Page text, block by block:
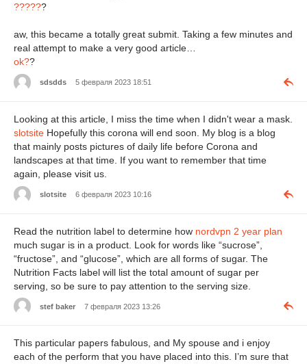
??????
aw, this became a totally great submit. Taking a few minutes and
real attempt to make a very good article…
ok??
sdsdds 5 февраля 2023 18:51
Looking at this article, I miss the time when I didn't wear a mask.
slotsite Hopefully this corona will end soon. My blog is a blog
that mainly posts pictures of daily life before Corona and
landscapes at that time. If you want to remember that time
again, please visit us.
slotsite 6 февраля 2023 10:16
Read the nutrition label to determine how nordvpn 2 year plan
much sugar is in a product. Look for words like “sucrose”,
“fructose”, and “glucose”, which are all forms of sugar. The
Nutrition Facts label will list the total amount of sugar per
serving, so be sure to pay attention to the serving size.
stef baker 7 февраля 2023 13:26
This particular papers fabulous, and My spouse and i enjoy
each of the perform that you have placed into this. I’m sure that